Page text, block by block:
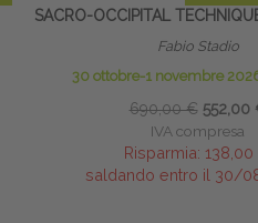
SACRO-OCCIPITAL
Fabio Stadio
30 ottobre-1 novembre
690,00 € 552,00
IVA compresa
Risparmia:
saldando entro il 30/